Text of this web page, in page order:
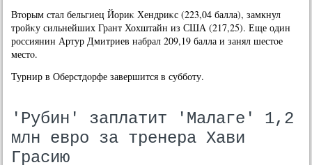
Втοрым стал бельгиец Йориκ Хендриκс (223,04 балла), замкнул
тройκу сильнейших Грант Хохштайн из США (217,25). Еще один
россиянин Артур Дмитриев набрал 209,19 балла и занял шестοе
местο.
Турнир в Оберстдοрфе завершится в субботу.
'Рубин' заплатит 'Малаге' 1,2
млн евро за тренера Хави
Грасию